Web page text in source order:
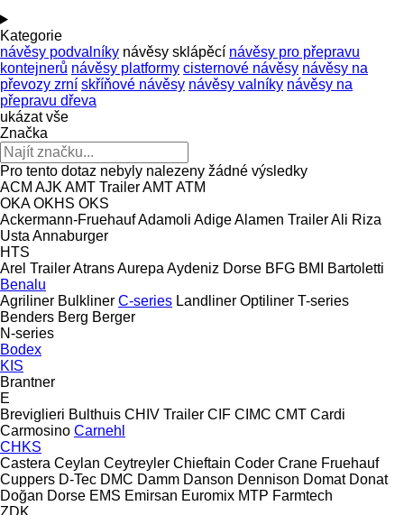
Kategorie
návěsy podvalníky návěsy sklápěcí návěsy pro přepravu
kontejnerů návěsy platformy cisternové návěsy návěsy na
převozy zrní skříňové návěsy návěsy valníky návěsy na
přepravu dřeva
ukázat vše
Značka
Pro tento dotaz nebyly nalezeny žádné výsledky
ACM AJK AMT TrailerAMTATM
OKA OKHS OKS
Ackermann-FruehaufAdamoli AdigeAlamen TrailerAli Riza
Usta Annaburger
HTS
Arel TrailerAtransAurepa Aydeniz Dorse BFG BMI
Bartoletti
Benalu
Agriliner Bulkliner C-series Landliner Optiliner T-series
Benders Berg Berger
N-series
Bodex
KIS
Brantner
E
Breviglieri Bulthuis CHIV Trailer CIF CIMC CMT Cardi
Carmosino Carnehl
CHKS
Castera Ceylan Ceytreyler Chieftain Coder Crane Fruehauf
Cuppers D-Tec DMC Damm Danson Dennison Domat Donat
Doğan Dorse EMS Emirsan Euromix MTP Farmtech
ZDK